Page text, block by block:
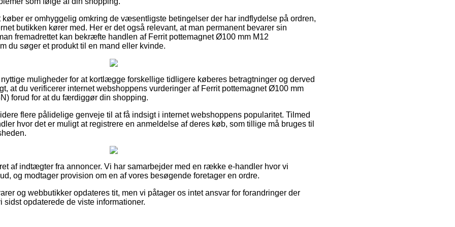
er omhyggelig omkring de væsentligste betingelser der har indflydelse på ordren,
butikken kører med. Her er det også relevant, at man permanent bevarer sin
fremadrettet kan bekræfte handlen af Ferrit pottemagnet Ø100 mm M12
du søger et produkt til en mand eller kvinde.
muligheder for at kortlægge forskellige tidligere køberes betragtninger og derved
at du verificerer internet webshoppens vurderinger af Ferrit pottemagnet Ø100 mm
forud for at du færdiggør din shopping.
flere pålidelige genveje til at få indsigt i internet webshoppens popularitet. Tilmed
hvor det er muligt at registrere en anmeldelse af deres køb, som tillige må bruges til
af indtægter fra annoncer. Vi har samarbejder med en række e-handler hvor vi
og modtager provision om en af vores besøgende foretager en ordre.
og webbutikker opdateres tit, men vi påtager os intet ansvar for forandringer der
sidst opdaterede de viste informationer.